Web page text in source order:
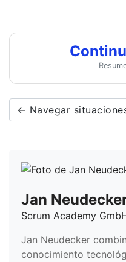
← Navegar
Jan
Scrum Academy
Jan Neudecker
conocimiento